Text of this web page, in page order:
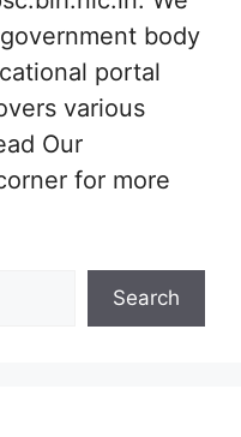
body
portal
various
Our
for more
Search